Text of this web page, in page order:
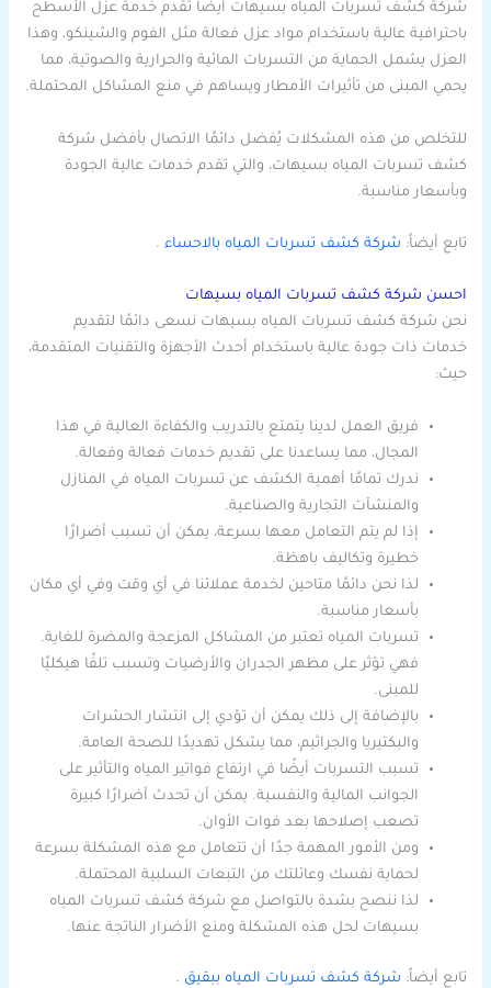
شركة كشف تسربات المياه بسيهات أيضًا تقدم خدمة عزل الأسطح
باحترافية عالية باستخدام مواد عزل فعالة مثل الفوم والشينكو، وهذا
العزل يشمل الحماية من التسربات المائية والحرارية والصوتية، مما
يحمي المبنى من تأثيرات الأمطار ويساهم في منع المشاكل المحتملة.
للتخلص من هذه المشكلات يُفضل دائمًا الاتصال بأفضل شركة
كشف تسربات المياه بسيهات، والتي تقدم خدمات عالية الجودة
وبأسعار مناسبة.
تابع أيضاً: شركة كشف تسربات المياه بالاحساء .
احسن شركة كشف تسربات المياه بسيهات
نحن شركة كشف تسربات المياه بسيهات نسعى دائمًا لتقديم
خدمات ذات جودة عالية باستخدام أحدث الأجهزة والتقنيات المتقدمة،
حيث:
فريق العمل لدينا يتمتع بالتدريب والكفاءة العالية في هذا
المجال، مما يساعدنا على تقديم خدمات فعالة وفعالة.
ندرك تمامًا أهمية الكشف عن تسربات المياه في المنازل
والمنشآت التجارية والصناعية.
إذا لم يتم التعامل معها بسرعة، يمكن أن تسبب أضرارًا
خطيرة وتكاليف باهظة.
لذا نحن دائمًا متاحين لخدمة عملائنا في أي وقت وفي أي مكان
بأسعار مناسبة.
تسربات المياه تعتبر من المشاكل المزعجة والمضرة للغاية.
فهي تؤثر على مظهر الجدران والأرضيات وتسبب تلفًا هيكليًا
للمبنى.
بالإضافة إلى ذلك يمكن أن تؤدي إلى انتشار الحشرات
والبكتيريا والجراثيم، مما يشكل تهديدًا للصحة العامة.
تسبب التسربات أيضًا في ارتفاع فواتير المياه والتأثير على
الجوانب المالية والنفسية. يمكن أن تحدث أضرارًا كبيرة
تصعب إصلاحها بعد فوات الأوان.
ومن الأمور المهمة جدًا أن تتعامل مع هذه المشكلة بسرعة
لحماية نفسك وعائلتك من التبعات السلبية المحتملة.
لذا ننصح بشدة بالتواصل مع شركة كشف تسربات المياه
بسيهات لحل هذه المشكلة ومنع الأضرار الناتجة عنها.
تابع أيضاً: شركة كشف تسربات المياه ببقيق .